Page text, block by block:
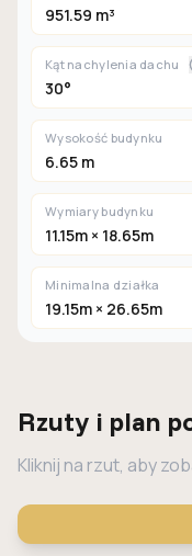
951.59 m³
Kąt nachylenia dachu
30°
Wysokość budynku
6.65 m
Wymiary budynku
11.15m × 18.65m
Minimalna działka
19.15m × 26.65m
Rzuty i plan
Kliknij na rzut, aby